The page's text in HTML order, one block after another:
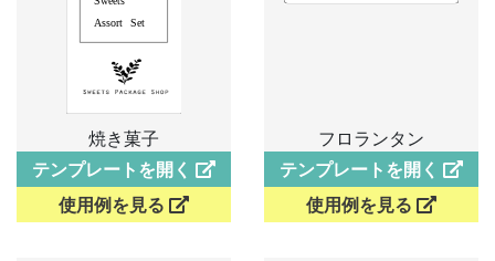
焼き菓子
テンプレートを開く
使用例を見る
フロランタン
テンプレートを開く
使用例を見る